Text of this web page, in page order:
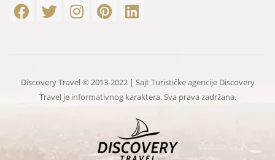
Discovery Travel © 2013-2022 | Sajt Turističke agencije Discovery
Travel je informativnog karaktera. Sva prava zadržana.